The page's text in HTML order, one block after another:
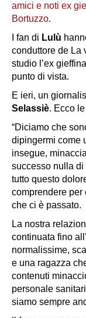
amici e noti ex
Bortuzzo.
I fan di Lulù
conduttore de La
studio l’ex
punto di vista.
E ieri, un
Selassiè. Ecco
“Diciamo che
dipingermi come
insegue,
successo nulla di
tutto questo
comprendere
che ci è passato.
La nostra
continuata fino
normalissime,
e una ragazza
contenuti
personale
siamo sempre